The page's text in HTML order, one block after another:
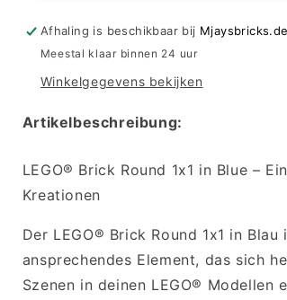
1x1
-
1x1
-
Afhaling is beschikbaar bij
Meestal klaar binnen 24 uur
Winkelgegevens bekijken
Artikelbeschreibung:
LEGO® Brick Round 1x1 in Blue –
Kreationen
Der LEGO® Brick Round 1x1 in
ansprechendes Element, das sich
Szenen in deinen LEGO® Modellen